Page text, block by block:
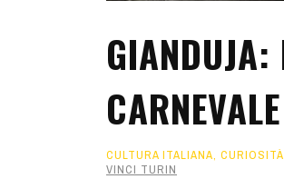
GIANDUJA:
CULTURA ITALIANA, CURIOSITÀ
VINCI TURIN